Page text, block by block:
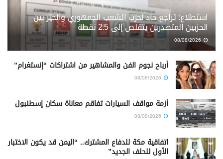
استطلاع: تراجع حاد لحزب الشعب الجمهوري والحيّز بين
الحزبين المتصدرين يتقلص إلى 2.5 نقطة
08/08/2026
أرباح نجوم الفن والمشاهير من اشتراكات “إنستغرام”
أزمة مواقف السيارات تفاقم معاناة سكان إسطنبول
اتفاقية مكة للدفاع المشترك.. “اليمن قد يكون الاختبار
الأول للحلف الجديد”